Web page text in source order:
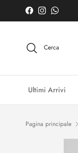
Passa ai contenuti
Facebook
InstagramWhatsApp
Cerca
Ultimi Arrivi
Pagina principale